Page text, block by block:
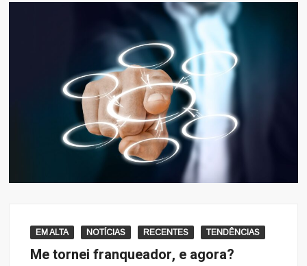
EM ALTA NOTÍCIAS RECENTES TENDÊNCIAS
Me tornei franqueador, e agora?